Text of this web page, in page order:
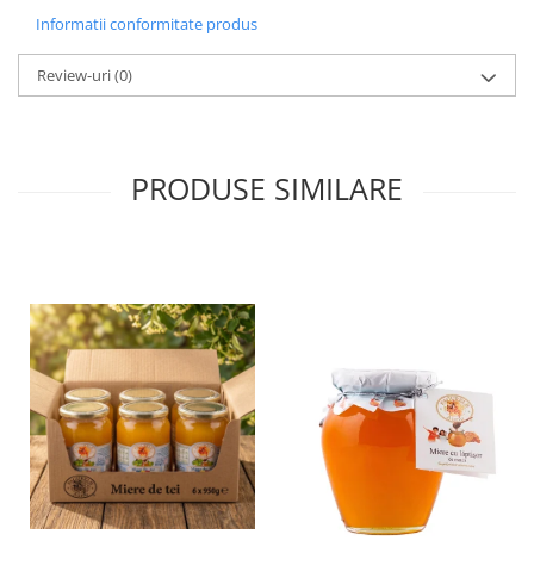
Informatii conformitate produs
Review-uri(0)
PRODUSE SIMILARE